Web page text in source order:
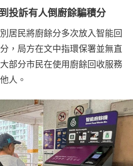
投訴有人倒廚餘騙積分
居民將廚餘分多次放入智能回
，局方在文中指環保署並無直
部分市民在使用廚餘回收服務
人。